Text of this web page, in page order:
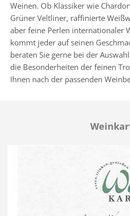
Weinen. Ob Klassiker wie
Grüner Veltliner, raffinierte
aber feine Perlen internationaler
kommt jeder auf seinen
beraten Sie gerne bei der
die Besonderheiten der feinen
Ihnen nach der passenden